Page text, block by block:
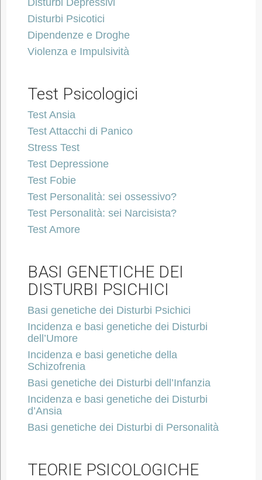
Disturbi Depressivi
Disturbi Psicotici
Dipendenze e Droghe
Violenza e Impulsività
Test Psicologici
Test Ansia
Test Attacchi di Panico
Stress Test
Test Depressione
Test Fobie
Test Personalità: sei ossessivo?
Test Personalità: sei Narcisista?
Test Amore
BASI GENETICHE DEI
DISTURBI PSICHICI
Basi genetiche dei Disturbi Psichici
Incidenza e basi genetiche dei Disturbi
dell’Umore
Incidenza e basi genetiche della
Schizofrenia
Basi genetiche dei Disturbi dell’Infanzia
Incidenza e basi genetiche dei Disturbi
d’Ansia
Basi genetiche dei Disturbi di Personalità
TEORIE PSICOLOGICHE